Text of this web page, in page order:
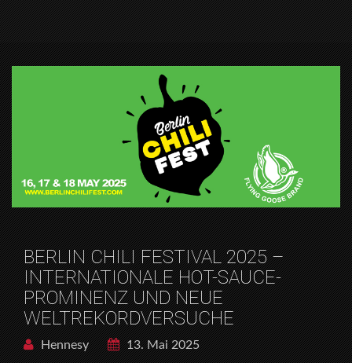
BERLIN CHILI FESTIVAL 2025 –
INTERNATIONALE HOT-SAUCE-
PROMINENZ UND NEUE
WELTREKORDVERSUCHE
Hennesy
13. Mai 2025